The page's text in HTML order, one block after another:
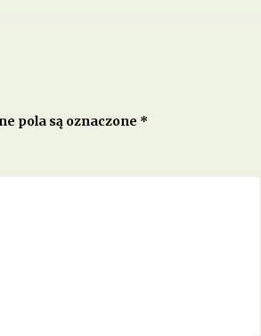
pola są oznaczone *